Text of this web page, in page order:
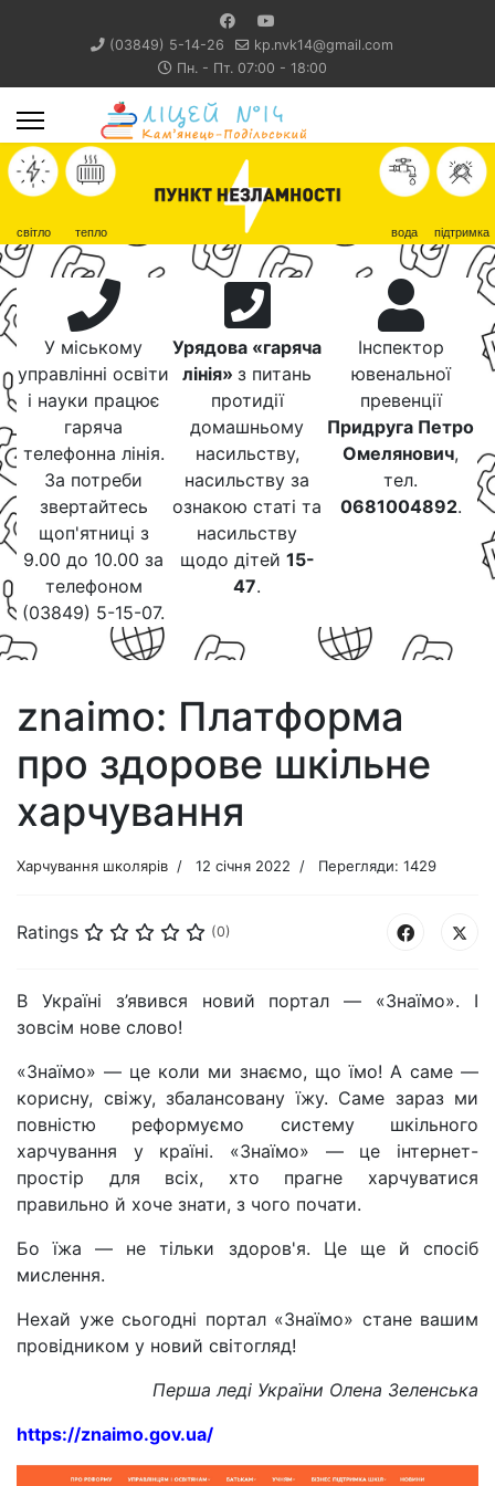
(03849) 5-14-26
kp.nvk14@gmail.com
Пн. - Пт. 07:00 - 18:00
світло тепло вода підтримка
У міському
управлінні освіти
і науки працює
гаряча
телефонна лінія.
За потреби
звертайтесь
щоп'ятниці з
9.00 до 10.00 за
телефоном
(03849) 5-15-07.
Урядова «гаряча
лінія» з питань
протидії
домашньому
насильству,
насильству за
ознакою статі та
насильству
щодо дітей 15-
47.
Інспектор
ювенальної
превенції
Придруга Петро
Омелянович,
тел.
0681004892.
znaimo: Платформа
про здорове шкільне
харчування
Харчування школярів 12 січня 2022 Перегляди: 1429
Ratings (0)
В Україні з’явився новий портал — «Знаїмо». І
зовсім нове слово!
«Знаїмо» — це коли ми знаємо, що їмо! А саме —
корисну, свіжу, збалансовану їжу. Cаме зараз ми
повністю реформуємо систему шкільного
харчування у країні. «Знаїмо» — це інтернет-
простір для всіх, хто прагне харчуватися
правильно й хоче знати, з чого почати.
Бо їжа — не тільки здоров'я. Це ще й спосіб
мислення.
Нехай уже сьогодні портал «Знаїмо» стане вашим
провідником у новий світогляд!
Перша леді України Олена Зеленська
https://znaimo.gov.ua/